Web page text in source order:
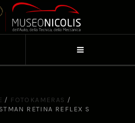
/ FOTOKAMERAS /
RETINA REFLEX S